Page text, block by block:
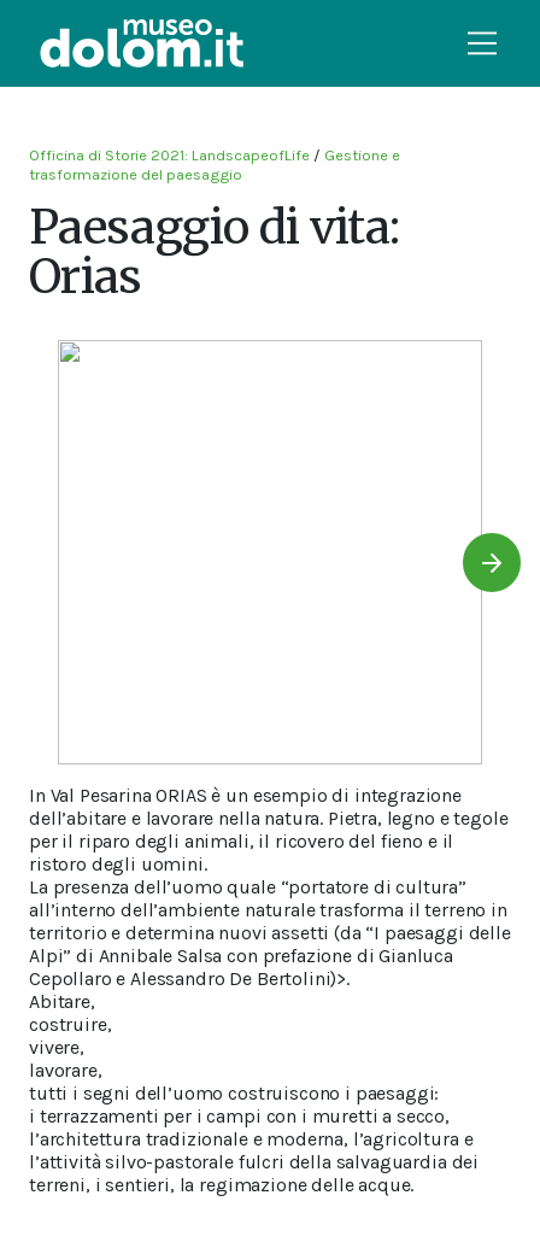
Officina di Storie 2021: LandscapeofLife / Gestione e
trasformazione del paesaggio
Paesaggio di vita:
Orias
In Val Pesarina ORIAS è un esempio di integrazione
dell’abitare e lavorare nella natura. Pietra, legno e tegole
per il riparo degli animali, il ricovero del fieno e il
ristoro degli uomini.
La presenza dell’uomo quale “portatore di cultura”
all’interno dell’ambiente naturale trasforma il terreno in
territorio e determina nuovi assetti (da “I paesaggi delle
Alpi” di Annibale Salsa con prefazione di Gianluca
Cepollaro e Alessandro De Bertolini)>.
Abitare,
costruire,
vivere,
lavorare,
tutti i segni dell’uomo costruiscono i paesaggi:
i terrazzamenti per i campi con i muretti a secco,
l’architettura tradizionale e moderna, l’agricoltura e
l’attività silvo-pastorale fulcri della salvaguardia dei
terreni, i sentieri, la regimazione delle acque.